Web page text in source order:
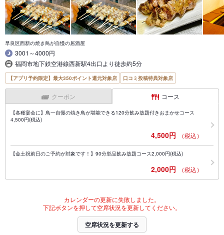
早良区西新の焼き鳥が自慢の居酒屋
3001～4000円
福岡市地下鉄空港線西新駅4出口より徒歩約5分
【アプリ予約限定】最大350ポイント還元対象店 口コミ投稿特典対象店
クーポン コース
【各種宴会に】鳥一自慢の焼き鳥が堪能できる120分飲み放題付きおまかせコース
4,500円(税込)
4,500円 （税込）
【金土祝前日のご予約が対象です！】90分単品飲み放題コース2,000円(税込)
2,000円 （税込）
カレンダーの更新に失敗しました。
下記ボタンを押して空席状況を更新してください。
空席状況を更新する